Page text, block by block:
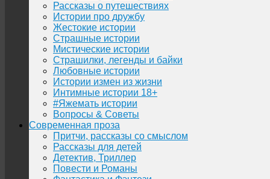
Рассказы о путешествиях
Истории про дружбу
Жестокие истории
Страшные истории
Мистические истории
Страшилки, легенды и байки
Любовные истории
Истории измен из жизни
Интимные истории 18+
#Яжемать истории
Вопросы & Советы
Современная проза
Притчи, рассказы со смыслом
Рассказы для детей
Детектив, Триллер
Повести и Романы